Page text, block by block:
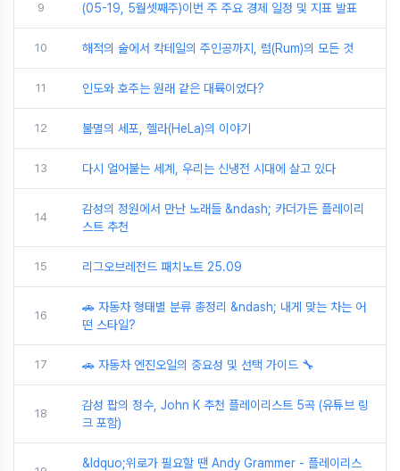
9 (05-19, 5월셋째주)이번 주 주요 경제 일정 및 지표 발표
10 해적의 술에서 칵테일의 주인공까지, 럼(Rum)의 모든 것
11 인도와 호주는 원래 같은 대륙이었다?
12 불멸의 세포, 헬라(HeLa)의 이야기
13 다시 얼어붙는 세계, 우리는 신냉전 시대에 살고 있다
14
감성의 정원에서 만난 노래들 &ndash; 카더가든 플레이리
스트 추천
15 리그오브레전드 패치노트 25.09
16
🚗 자동차 형태별 분류 총정리 &ndash; 내게 맞는 차는 어
떤 스타일?
17 🚗 자동차 엔진오일의 중요성 및 선택 가이드 🔧
18
감성 팝의 정수, John K 추천 플레이리스트 5곡 (유튜브 링
크 포함)
&ldquo;위로가 필요할 땐 Andy Grammer - 플레이리스